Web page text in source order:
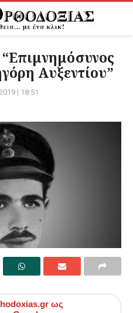
Αυξεντίου”
| 18:51
ως